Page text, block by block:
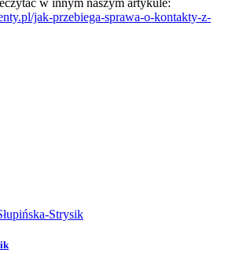
w innym naszym artykule:
jak-przebiega-sprawa-o-kontakty-z-